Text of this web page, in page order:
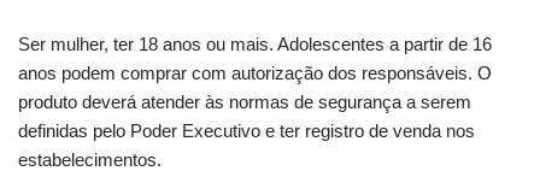
Ser mulher, ter 18 anos ou mais. Adolescentes a partir de 16
anos podem comprar com autorização dos responsáveis. O
produto deverá atender às normas de segurança a serem
definidas pelo Poder Executivo e ter registro de venda nos
estabelecimentos.